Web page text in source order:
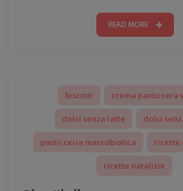
READ MORE
biscotti crema pasticcera
dolci senza latte dolci
pasticceria macrobiotica ricette
ricette natalizie